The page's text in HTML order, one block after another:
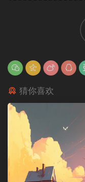
猜你喜欢